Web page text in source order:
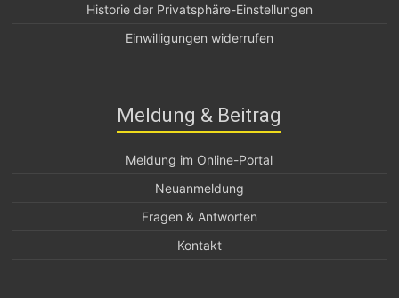
Historie der Privatsphäre-Einstellungen
Einwilligungen widerrufen
Meldung & Beitrag
Meldung im Online-Portal
Neuanmeldung
Fragen & Antworten
Kontakt